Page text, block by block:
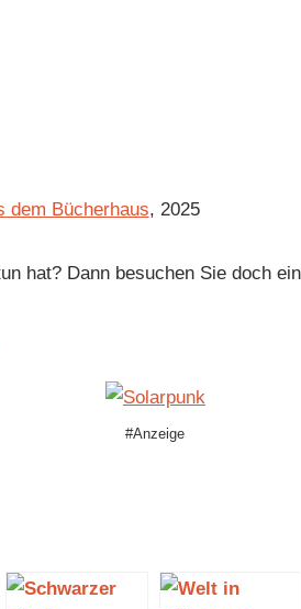
dem Bücherhaus, 2025
hat? Dann besuchen Sie doch
#Anzeige